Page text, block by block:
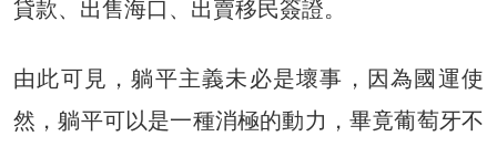
貸款、出售海口、出賣移民簽證。
由此可見，躺平主義未必是壞事，因為國運使
然，躺平可以是一種消極的動力，畢竟葡萄牙不